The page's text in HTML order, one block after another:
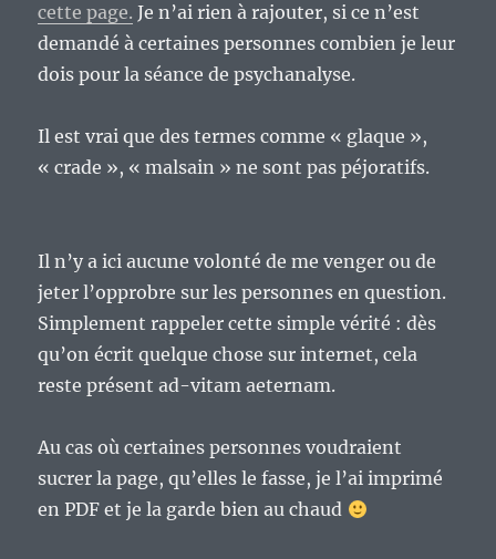
cette page. Je n’ai rien à rajouter, si ce n’est
demandé à certaines personnes combien je leur
dois pour la séance de psychanalyse.
Il est vrai que des termes comme « glaque »,
« crade », « malsain » ne sont pas péjoratifs.
Il n’y a ici aucune volonté de me venger ou de
jeter l’opprobre sur les personnes en question.
Simplement rappeler cette simple vérité : dès
qu’on écrit quelque chose sur internet, cela
reste présent ad-vitam aeternam.
Au cas où certaines personnes voudraient
sucrer la page, qu’elles le fasse, je l’ai imprimé
en PDF et je la garde bien au chaud